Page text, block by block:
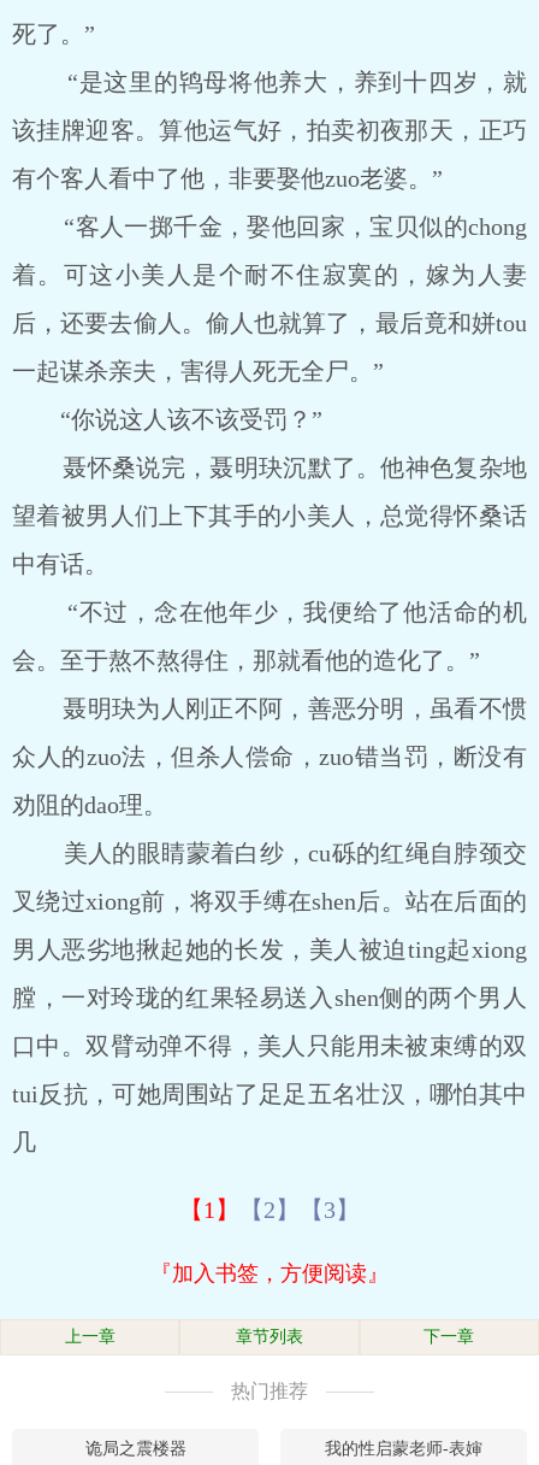
死了。”
“是这里的鸨母将他养大，养到十四岁，就
该挂牌迎客。算他运气好，拍卖初夜那天，正巧
有个客人看中了他，非要娶他zuo老婆。”
“客人一掷千金，娶他回家，宝贝似的chong
着。可这小美人是个耐不住寂寞的，嫁为人妻
后，还要去偷人。偷人也就算了，最后竟和姘tou
一起谋杀亲夫，害得人死无全尸。”
“你说这人该不该受罚？”
聂怀桑说完，聂明玦沉默了。他神色复杂地
望着被男人们上下其手的小美人，总觉得怀桑话
中有话。
“不过，念在他年少，我便给了他活命的机
会。至于熬不熬得住，那就看他的造化了。”
聂明玦为人刚正不阿，善恶分明，虽看不惯
众人的zuo法，但杀人偿命，zuo错当罚，断没有
劝阻的dao理。
美人的眼睛蒙着白纱，cu砾的红绳自脖颈交
叉绕过xiong前，将双手缚在shen后。站在后面的
男人恶劣地揪起她的长发，美人被迫ting起xiong
膛，一对玲珑的红果轻易送入shen侧的两个男人
口中。双臂动弹不得，美人只能用未被束缚的双
tui反抗，可她周围站了足足五名壮汉，哪怕其中
几
【1】 【2】 【3】
『加入书签，方便阅读』
上一章 章节列表 下一章
热门推荐
诡局之震楼器 我的性启蒙老师-表婶